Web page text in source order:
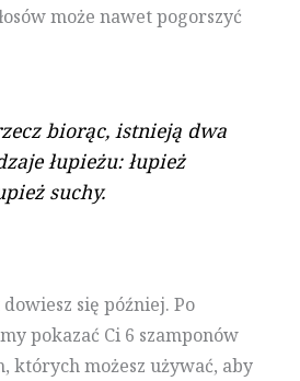
może nawet pogorszyć
biorąc, istnieją dwa
łupieżu: łupież
suchy.
się później. Po
pokazać Ci 6 szamponów
których możesz używać, aby